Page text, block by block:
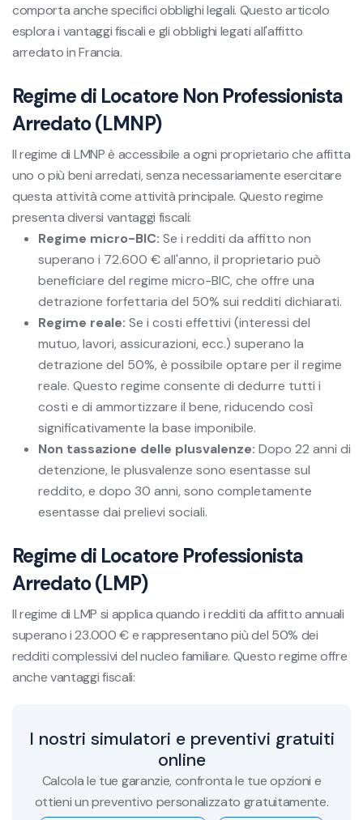
comporta anche specifici obblighi legali. Questo articolo
esplora i vantaggi fiscali e gli obblighi legati all'affitto
arredato in Francia.
Regime di Locatore Non Professionista
Arredato (LMNP)
Il regime di LMNP è accessibile a ogni proprietario che affitta
uno o più beni arredati, senza necessariamente esercitare
questa attività come attività principale. Questo regime
presenta diversi vantaggi fiscali:
Regime micro-BIC: Se i redditi da affitto non
superano i 72.600 € all'anno, il proprietario può
beneficiare del regime micro-BIC, che offre una
detrazione forfettaria del 50% sui redditi dichiarati.
Regime reale: Se i costi effettivi (interessi del
mutuo, lavori, assicurazioni, ecc.) superano la
detrazione del 50%, è possibile optare per il regime
reale. Questo regime consente di dedurre tutti i
costi e di ammortizzare il bene, riducendo così
significativamente la base imponibile.
Non tassazione delle plusvalenze: Dopo 22 anni di
detenzione, le plusvalenze sono esentasse sul
reddito, e dopo 30 anni, sono completamente
esentasse dai prelievi sociali.
Regime di Locatore Professionista
Arredato (LMP)
Il regime di LMP si applica quando i redditi da affitto annuali
superano i 23.000 € e rappresentano più del 50% dei
redditi complessivi del nucleo familiare. Questo regime offre
anche vantaggi fiscali:
I nostri simulatori e preventivi gratuiti
online
Calcola le tue garanzie, confronta le tue opzioni e
ottieni un preventivo personalizzato gratuitamente.